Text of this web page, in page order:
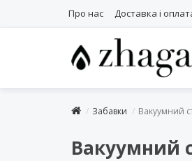
Про нас Доставка і
Забавки Вакуумний
Вакуумний